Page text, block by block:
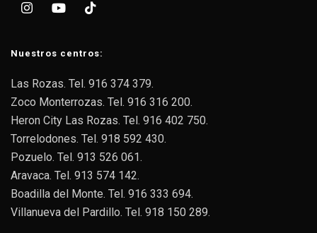
Nuestros centros:
Las Rozas. Tel. 916 374 379.
Zoco Monterrozas. Tel. 916 316 200.
Heron City Las Rozas. Tel. 916 402 750.
Torrelodones. Tel. 918 592 430.
Pozuelo. Tel. 913 526 061.
Aravaca. Tel. 913 574 142.
Boadilla del Monte. Tel. 916 333 694.
Villanueva del Pardillo. Tel. 918 150 289.